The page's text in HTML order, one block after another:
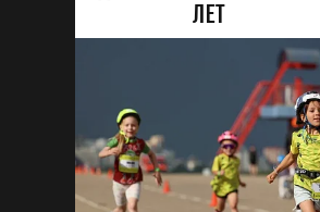
лет